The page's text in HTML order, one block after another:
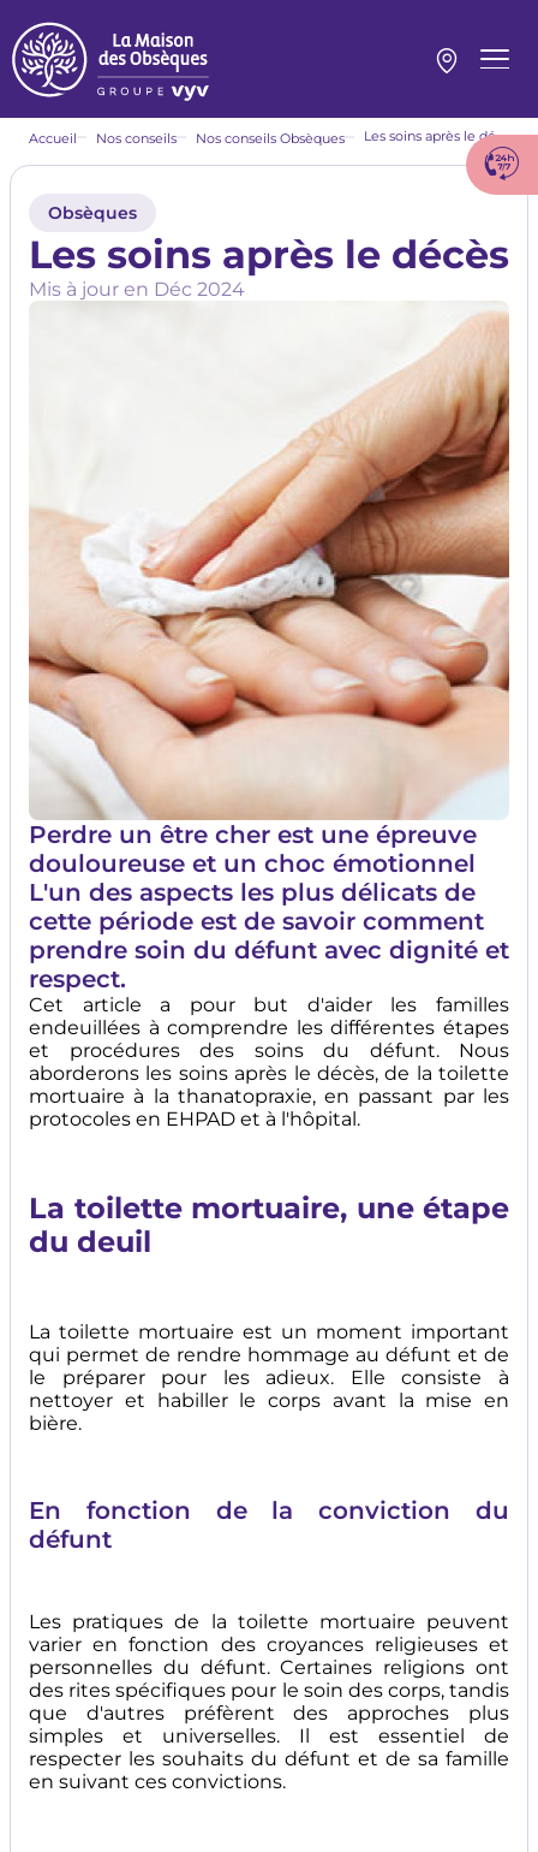
au
contenu
principal
Menu
Fil
Accueil Nos conseils Nos conseils Obsèques Les soins après le décès
Obsèques
Les soins après le décès
Mis à jour en Déc 2024
Perdre un être cher est une épreuve
douloureuse et un choc émotionnel
L'un des aspects les plus délicats de
cette période est de savoir comment
prendre soin du défunt avec dignité et
respect.
Cet article a pour but d'aider les familles
endeuillées à comprendre les différentes étapes
et procédures des soins du défunt. Nous
aborderons les soins après le décès, de la toilette
mortuaire à la thanatopraxie, en passant par les
protocoles en EHPAD et à l'hôpital.
La toilette mortuaire, une étape
du deuil
La toilette mortuaire est un moment important
qui permet de rendre hommage au défunt et de
le préparer pour les adieux. Elle consiste à
nettoyer et habiller le corps avant la mise en
bière.
En fonction de la conviction du
défunt
Les pratiques de la toilette mortuaire peuvent
varier en fonction des croyances religieuses et
personnelles du défunt. Certaines religions ont
des rites spécifiques pour le soin des corps, tandis
que d'autres préfèrent des approches plus
simples et universelles. Il est essentiel de
respecter les souhaits du défunt et de sa famille
en suivant ces convictions.